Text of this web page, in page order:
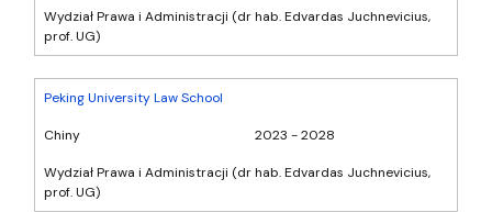
Wydział Prawa i Administracji (dr hab. Edvardas Juchnevicius,
prof. UG)
Peking University Law School
Chiny 2023 - 2028
Wydział Prawa i Administracji (dr hab. Edvardas Juchnevicius,
prof. UG)